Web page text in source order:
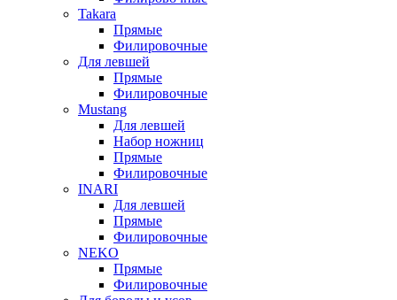
Takara
Прямые
Филировочные
Для левшей
Прямые
Филировочные
Mustang
Для левшей
Набор ножниц
Прямые
Филировочные
INARI
Для левшей
Прямые
Филировочные
NEKO
Прямые
Филировочные